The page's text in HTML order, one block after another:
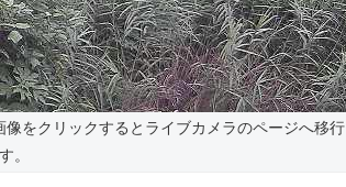
をクリックするとライブカメラのページへ移行
。